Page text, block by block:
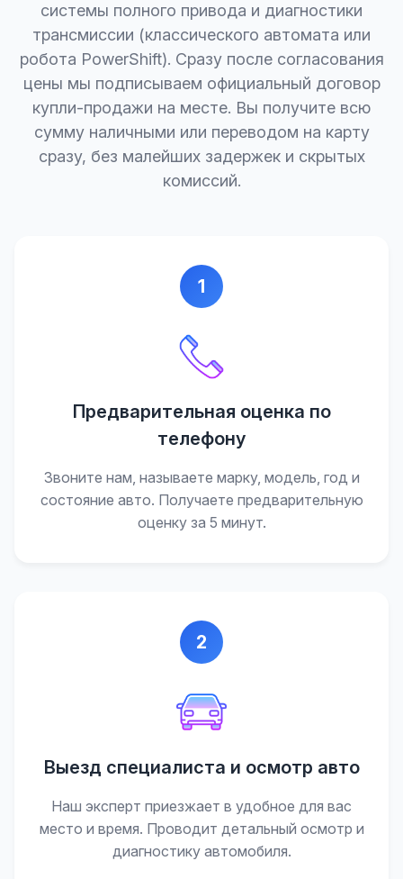
системы полного привода и диагностики
трансмиссии (классического автомата или
робота PowerShift). Сразу после согласования
цены мы подписываем официальный договор
купли-продажи на месте. Вы получите всю
сумму наличными или переводом на карту
сразу, без малейших задержек и скрытых
комиссий.
1
Предварительная оценка по
телефону
Звоните нам, называете марку, модель, год и
состояние авто. Получаете предварительную
оценку за 5 минут.
2
Выезд специалиста и осмотр авто
Наш эксперт приезжает в удобное для вас
место и время. Проводит детальный осмотр и
диагностику автомобиля.